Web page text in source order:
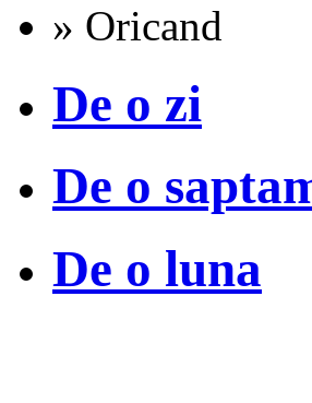
» Oricand
De o zi
De o
De o luna